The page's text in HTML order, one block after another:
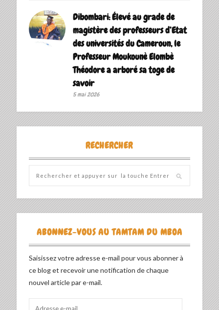
Dibombari: Élevé au grade de
magistère des professeurs d’Etat
des universités du Cameroun, le
Professeur Moukounè Elombè
Théodore a arboré sa toge de
savoir ‎
5 mai 2026
RECHERCHER
ABONNEZ-VOUS AU TAMTAM DU MBOA
Saisissez votre adresse e-mail pour vous abonner à
ce blog et recevoir une notification de chaque
nouvel article par e-mail.